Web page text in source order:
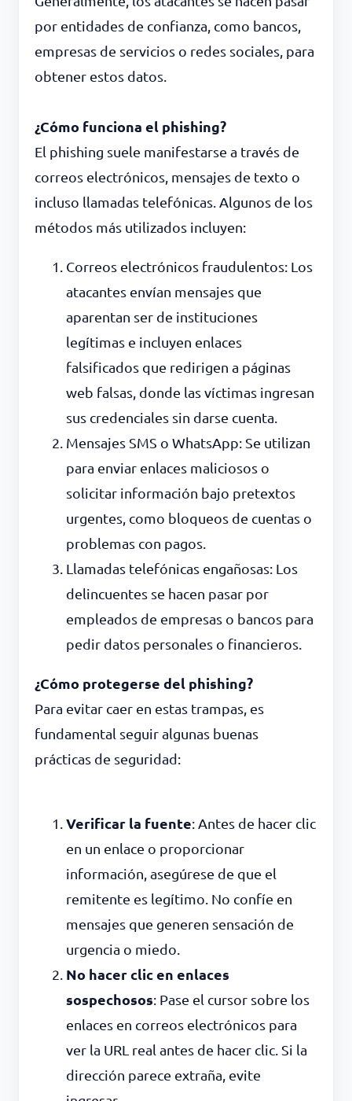
por entidades de confianza, como bancos,
empresas de servicios o redes sociales, para
obtener estos datos.
¿Cómo funciona el phishing?
El phishing suele manifestarse a través de
correos electrónicos, mensajes de texto o
incluso llamadas telefónicas. Algunos de los
métodos más utilizados incluyen:
Correos electrónicos fraudulentos: Los
atacantes envían mensajes que
aparentan ser de instituciones
legítimas e incluyen enlaces
falsificados que redirigen a páginas
web falsas, donde las víctimas ingresan
sus credenciales sin darse cuenta.
Mensajes SMS o WhatsApp: Se utilizan
para enviar enlaces maliciosos o
solicitar información bajo pretextos
urgentes, como bloqueos de cuentas o
problemas con pagos.
Llamadas telefónicas engañosas: Los
delincuentes se hacen pasar por
empleados de empresas o bancos para
pedir datos personales o financieros.
¿Cómo protegerse del phishing?
Para evitar caer en estas trampas, es
fundamental seguir algunas buenas
prácticas de seguridad:
Verificar la fuente: Antes de hacer clic
en un enlace o proporcionar
información, asegúrese de que el
remitente es legítimo. No confíe en
mensajes que generen sensación de
urgencia o miedo.
No hacer clic en enlaces
sospechosos: Pase el cursor sobre los
enlaces en correos electrónicos para
ver la URL real antes de hacer clic. Si la
dirección parece extraña, evite